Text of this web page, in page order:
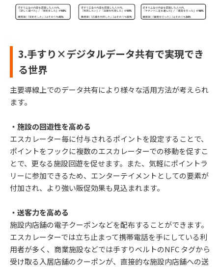
3.手すり×デジタルデータ共有で実現でき
る世界
主要導線上でのデータ共有により様々な活⽤⽅法が考えられ
ます。
・施設の回遊性を⾼める
エスカレーター毎に付与されるポイントを設定することで、
ポイントをフックに複数のエスカレーターでの移動を促すこ
とで、更なる施設回遊を促せます。また、気軽にポイントラ
リーに参加できるため、エンターテイメントとしての要素が
付加され、より強い販促効果も⾒込まれます。
・送客⼒を⾼める
施設内店舗の電⼦クーポンなどを配布することができます。
エスカレーターでは⽴ち⽌まって携帯電話を⼿にしている利
⽤者が多く、商業施設などでは⼿すりベルトのNFC タグから
受け取る⼊居店舗のクーポンが、直接的な施設内店舗への送